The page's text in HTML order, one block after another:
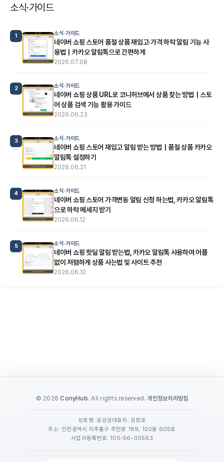
소식·가이드
1 소식·가이드
네이버 쇼핑 스토어 품절 상품 재입고·가격 하락 알림 기능 사
용법｜카카오 알림톡으로 간편하게
2026.07.08
2 소식·가이드
네이버 쇼핑 상품 URL로 코니허브에서 상품 찾는 방법｜스토
어 상품 검색 기능 활용 가이드
2026.06.23
3 소식·가이드
네이버 쇼핑 스토어 재입고 알림 받는 방법｜품절 상품 카카오
알림톡 설정하기
2026.06.21
4 소식·가이드
네이버 쇼핑 스토어 가격변동 알림 신청 하는법, 카카오 알림톡
으로 하락 메세지 받기
2026.06.12
5 소식·가이드
네이버 쇼핑 핫딜 알림 받는법, 카카오 알림톡 사용하여 어플
없이 저렴하게 상품 사는법 및 사이트 추천
2026.06.10
© 2026ConyHub. All rights reserved.개인정보처리방침
상호명: 공감성 대표자: 김정호
주소: 인천광역시 미추홀구 주안로 189, 102동 605호
사업자등록번호: 105-56-00563